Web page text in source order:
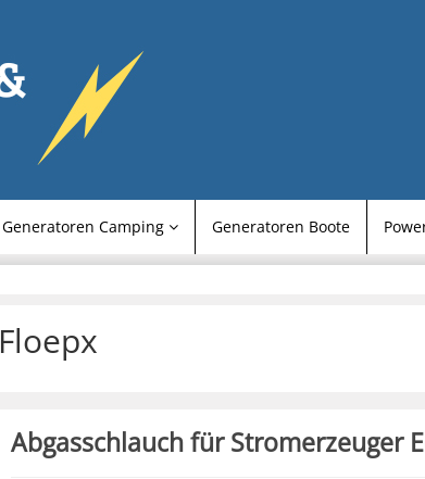
Generatoren Camping Generatoren Boote
Floepx
Abgasschlauch für Stromerzeuger